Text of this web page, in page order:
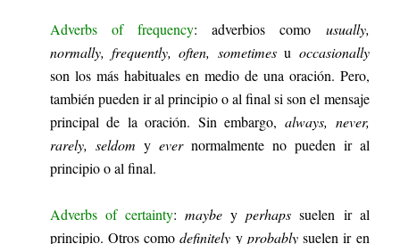
Adverbs of frequency: adverbios como usually,
normally, frequently, often, sometimesu occasionally
son los más habituales en medio de una oración. Pero,
también pueden ir al principio o al final si son el mensaje
principal de la oración. Sin embargo,always, never,
rarely, seldom y evernormalmente no pueden ir al
principio o al final.
Adverbs of certainty:maybeyperhapssuelen ir al
principio. Otros comodefinitely y probablysuelen ir en